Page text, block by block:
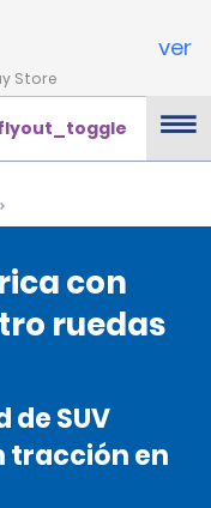
Store
ver
con
ruedas
SUV
tracción en